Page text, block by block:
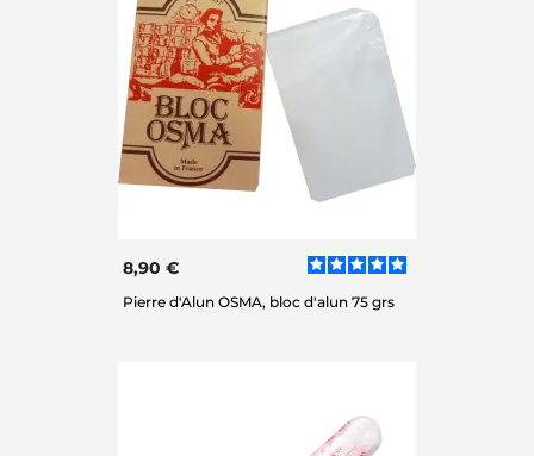
8,90 €
Pierre d'Alun OSMA, bloc d'alun 75 grs